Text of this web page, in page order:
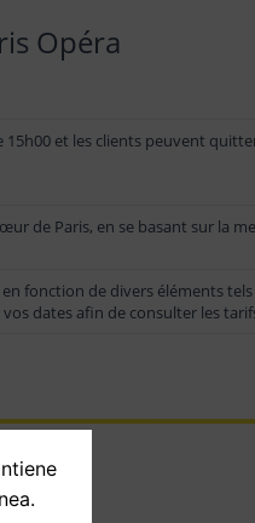
Opéra
et les clients peuvent
de Paris, en se basant sur la
fonction de divers éléments
dates afin de consulter les